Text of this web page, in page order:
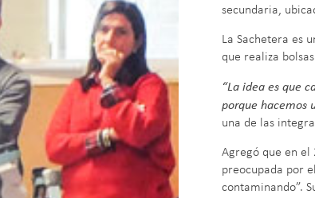
secundaria,
La Sachetera es
que realiza
“La idea es que
porque hacemos
una de las
Agregó que en el
preocupada por
contaminando”.